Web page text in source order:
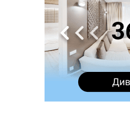
У горах біля Осмолоди
двох жінок, які
05 Серпня
У Франківську вперше
відкритої операції
На лінії зіткнення